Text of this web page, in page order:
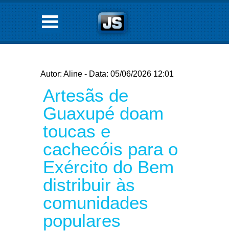
Autor: Aline - Data: 05/06/2026 12:01
Artesãs de
Guaxupé doam
toucas e
cachecóis para o
Exército do Bem
distribuir às
comunidades
populares